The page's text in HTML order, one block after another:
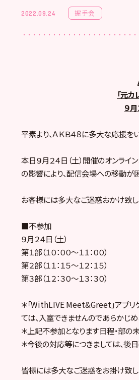
2022.09.24 握手会
「元
９
平素より、ＡＫＢ４８に多大な応援を
本日９月２４日（土）開催のオンラ
の影響により、配信会場への移動が
お客様には多大なご迷惑おかけ致し
■不参加
９月２４日（土）
第１部（１０：００～１１：００）
第２部（１１：１５～１２：１５）
第３部（１２：３０～１３：３０）
＊「WithLIVE Meet&Greet」アプリ
ては、入室できませんのであらかじめ
＊上記不参加となります日程・部の
＊今後の対応等につきましては、後
皆様には多大なご迷惑をお掛け致し